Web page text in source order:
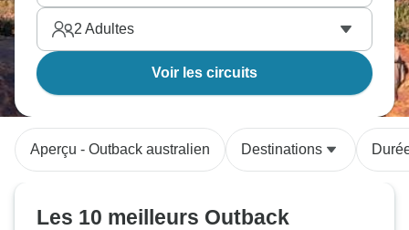
2 Adultes
Voir les circuits
Aperçu - Outback australien Destinations
Les 10 meilleurs Outback